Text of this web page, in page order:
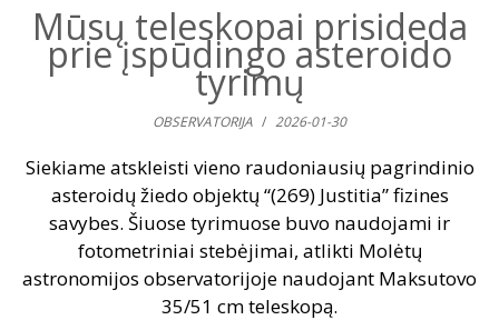
Mūsų teleskopai prisideda
prie įspūdingo asteroido
tyrimų
OBSERVATORIJA / 2026-01-30
Siekiame atskleisti vieno raudoniausių pagrindinio
asteroidų žiedo objektų “(269) Justitia” fizines
savybes. Šiuose tyrimuose buvo naudojami ir
fotometriniai stebėjimai, atlikti Molėtų
astronomijos observatorijoje naudojant Maksutovo
35/51 cm teleskopą.